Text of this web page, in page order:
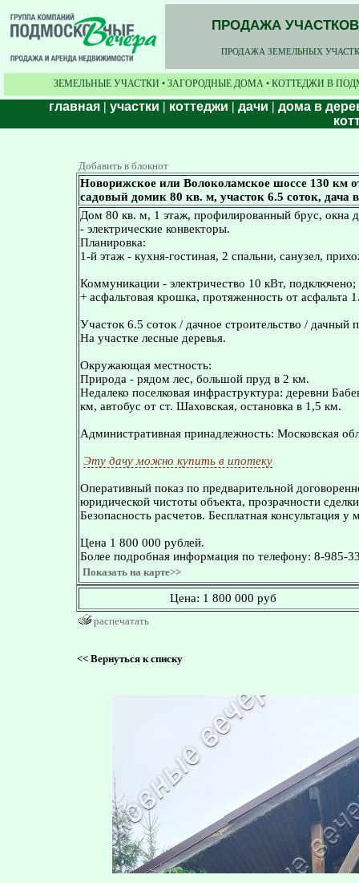
ПРОДАЖА
ПРОДАЖА ЗЕМЕЛЬНЫХ
ЗЕМЕЛЬНЫЕ УЧАСТКИ • ЗАГОРОДНЫЕ ДОМА • КОТТЕДЖИ В
главная | участки | коттеджи | дачи | дома в
Добавить в блокнот
Новорижское или Волоколамское шоссе 130
садовый домик 80 кв. м, участок 6.5 соток, дача
Дом 80 кв. м, 1 этаж, профилированный брус, окна
- электрические конвекторы.
Планировка:
1-й этаж - кухня-гостиная, 2 спальни, санузел,
Коммуникации - электричество 10 кВт,
+ асфальтовая крошка, протяженность от
Участок 6.5 соток / дачное строительство / дачный
На участке лесные деревья.
Окружающая местность:
Природа - рядом лес, большой пруд в 2 км.
Недалеко поселковая инфраструктура: деревни
км, автобус от ст. Шаховская, остановка в 1,5 км.
Административная принадлежность: Московская
Эту дачу можно купить в ипотеку
Оперативный показ по предварительной
юридической чистоты объекта, прозрачности
Безопасность расчетов. Бесплатная консультация
Цена 1 800 000 рублей.
Более подробная информация по телефону: 8-985-
Показать на карте>>
Цена: 1 800 000 руб
распечатать
<<Вернуться к списку